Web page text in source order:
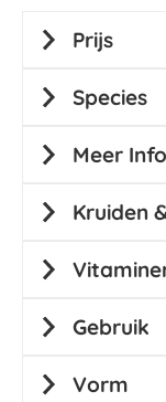
Prijs
Species
Meer Info
Kruiden
Gebruik
Vorm